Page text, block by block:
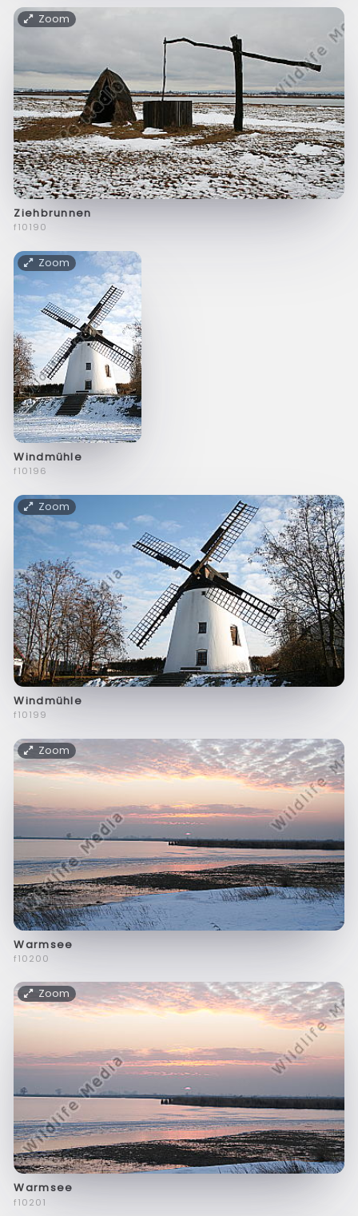
Zoom
Ziehbrunnen
f10190
Zoom
Windmühle
f10196
Zoom
Windmühle
f10199
Zoom
Warmsee
f10200
Zoom
Warmsee
f10201